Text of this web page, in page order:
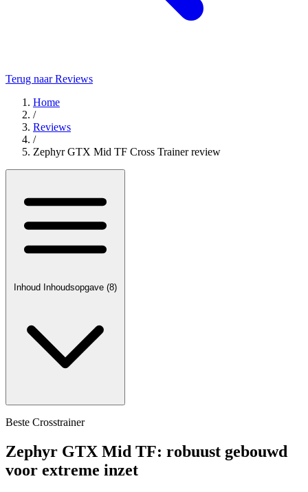
Terug naar Reviews
Home
/
Reviews
/
Zephyr GTX Mid TF Cross Trainer review
Inhoud Inhoudsopgave (8)
Beste Crosstrainer
Zephyr GTX Mid TF: robuust gebouwd
voor extreme inzet